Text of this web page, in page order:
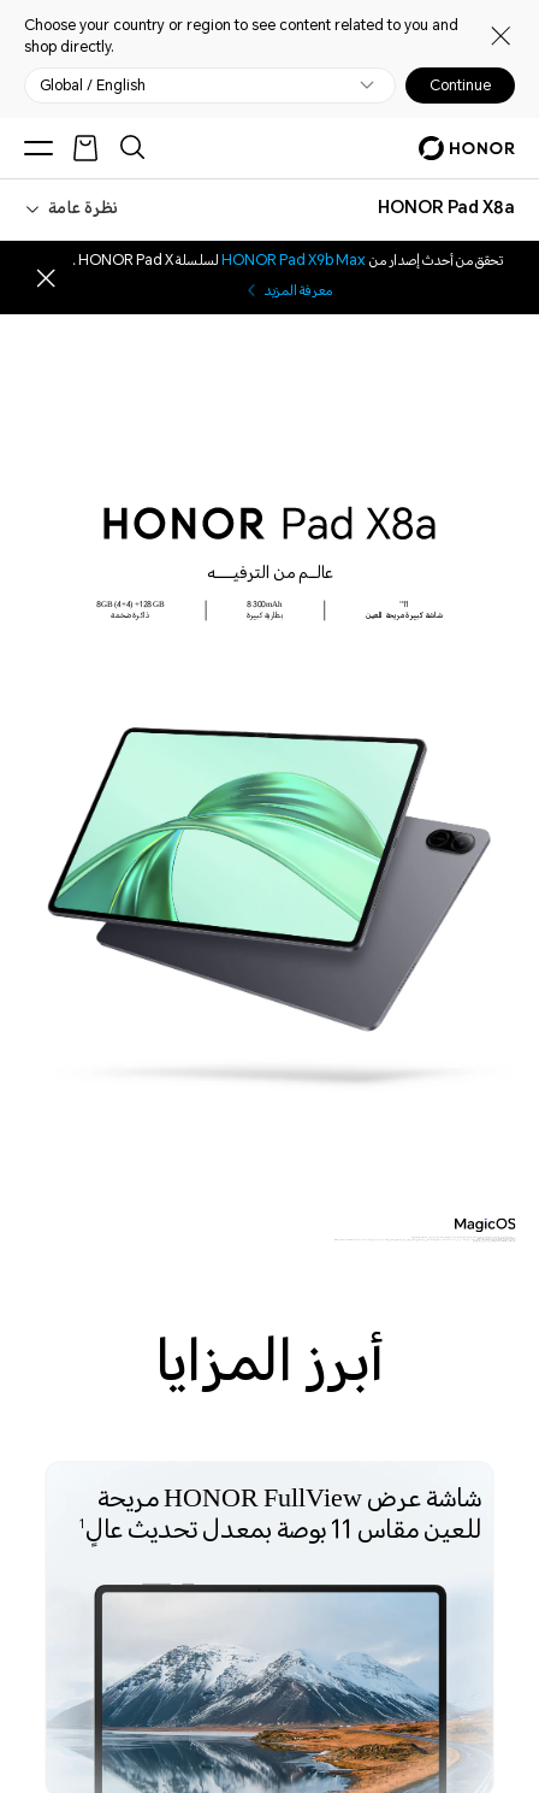
Choose your country or region to see content related to you and
shop directly.
Global / English Continue
HONOR Pad X8a نظرة عامة
تحقق من أحدث إصدار منHONOR Pad X9b Maxلسلسلة HONOR Pad X .
معرفة المزيد
عالــم من الترفيـــــه
11”
شاشة كبيرة مريحة للعين
8300mAh
بطارية كبيرة
8GB (4+4) +128GB
ذاكرة ضخمة
* سعة البطارية هي السعة النموذجية. يرجى الرجوع إلى التجربة الفعلية.
أبرز المزايا
شاشة عرض HONOR FullView مريحة
للعين مقاس 11 بوصة بمعدل تحديث عالٍ 1